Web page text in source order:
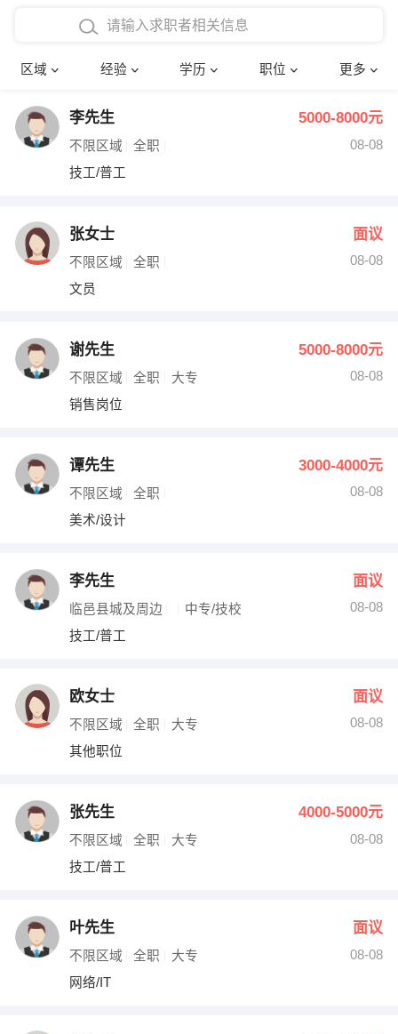
区域 经验 学历 职位 更多
在校学生工作经验
四年以上工作经验
五年以上工作经验
博士
文员 护士
财务会计
网络IT
收银员
水电/机修
编辑 法律
其他职位
确定
李先生 5000-8000元
不限区域 全职
08-08
技工/普工
张女士 面议
不限区域 全职
08-08
文员
谢先生 5000-8000元
不限区域 全职 大专
08-08
销售岗位
谭先生 3000-4000元
不限区域 全职
08-08
美术/设计
李先生 面议
临邑县城及周边 中专/技校
08-08
技工/普工
欧女士 面议
不限区域 全职 大专
08-08
其他职位
张先生 4000-5000元
不限区域 全职 大专
08-08
技工/普工
叶先生 面议
不限区域 全职 大专
08-08
网络/IT